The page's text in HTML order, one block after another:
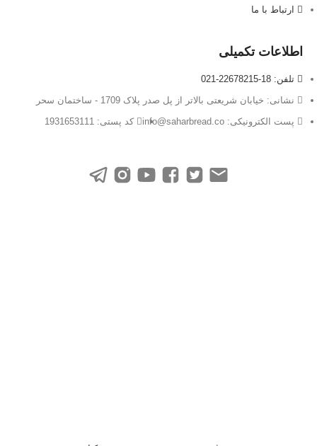
ارتباط با ما
اطلاعات تکمیلی
تلفن: 18-22678215-021
نشانی: خیابان شریعتی بالاتر از پل صدر پلاک 1709 - ساختمان سحر
پست الکترونیکی: info@saharbread.co
کد پستی: 1931653111